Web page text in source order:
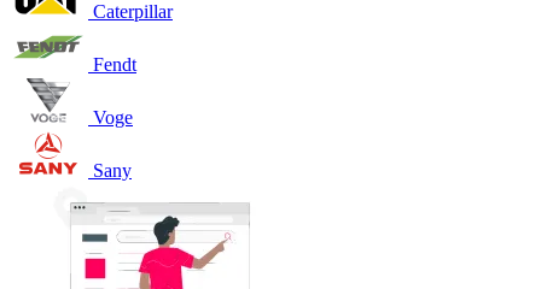
Caterpillar
Fendt
Voge
Sany